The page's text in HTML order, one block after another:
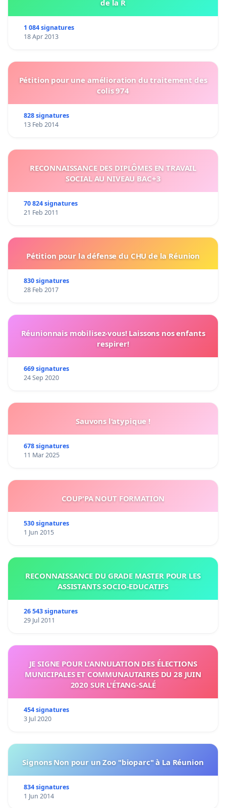
de la R
1 084 signatures
18 Apr 2013
Pétition pour une amélioration du traitement des
colis 974
828 signatures
13 Feb 2014
RECONNAISSANCE DES DIPLÔMES EN TRAVAIL
SOCIAL AU NIVEAU BAC+3
70 824 signatures
21 Feb 2011
Pétition pour la défense du CHU de la Réunion
830 signatures
28 Feb 2017
Réunionnais mobilisez-vous! Laissons nos enfants
respirer!
669 signatures
24 Sep 2020
Sauvons l'atypique !
678 signatures
11 Mar 2025
COUP'PA NOUT FORMATION
530 signatures
1 Jun 2015
RECONNAISSANCE DU GRADE MASTER POUR LES
ASSISTANTS SOCIO-EDUCATIFS
26 543 signatures
29 Jul 2011
JE SIGNE POUR L'ANNULATION DES ÉLECTIONS
MUNICIPALES ET COMMUNAUTAIRES DU 28 JUIN
2020 SUR L'ÉTANG-SALÉ
454 signatures
3 Jul 2020
Signons Non pour un Zoo "bioparc" à La Réunion
834 signatures
1 Jun 2014